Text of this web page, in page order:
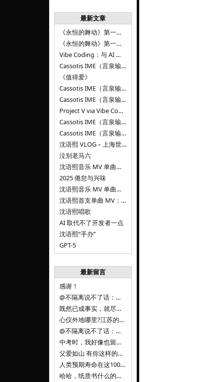
最新文章
《永恒的舞动》第一百二十八章
《永恒的舞动》第一百二十七章
Vibe Coding：与 AI 并肩进步——言泉输入法 v0.4.1
Cassotis IME（言泉输入法）v0.3.1
《值得爱》
Cassotis IME（言泉输入法）v0.2.0
Cassotis IME（言泉输入法）v0.1.0
Project V via Vibe Coding
Cassotis IME（言泉输入法）阶段二
Cassotis IME（言泉输入法）
沈语熙 VLOG – 上海世博文化公园双子山
泣别老马六
沈语熙音乐 MV 单曲第三弹：代码与白T恤
2025 倦怠与兴味
沈语熙音乐 MV 单曲第二弹：优雅时间
沈语熙首支单曲 MV：告别的倒影
沈语熙唱歌
AI 取代不了开发者一点
沈语熙“手办”
GPT-5
最新留言
感谢！
@不隔离说不了话：浙江的
既然已成事实，就尽量接受了。 事情未能如愿已是不幸，没必要为此反复纠结来进行不必要的自我惩罚。 之前问过家里的小朋友是否想学编
心仪外地哪里?江苏的？顺其自然，全面发展才是。
@不隔离说不了话：确实，一晃三年。
中考时，我好像也留言过的，可乐好像和我们考得差不多。 一晃三年，我们江苏24年，物化生612分，女孩。 其实高考只是长跑的
父爱如山 有你这样的父亲做后盾，可乐未来的路一定会走得踏实又精彩
人类预期寿命在这100年，每2-3年增长一岁，到你们这一代大概率能到100岁，46岁还是正当年,可能不是八九点中的太阳了，但还是1
哈哈，纸质书什么的目前没有打算和计划，微信读书我不太熟悉，研究看看。目前，我只发在自己博客和起点上。关于小说内容方面，谢谢你的建议